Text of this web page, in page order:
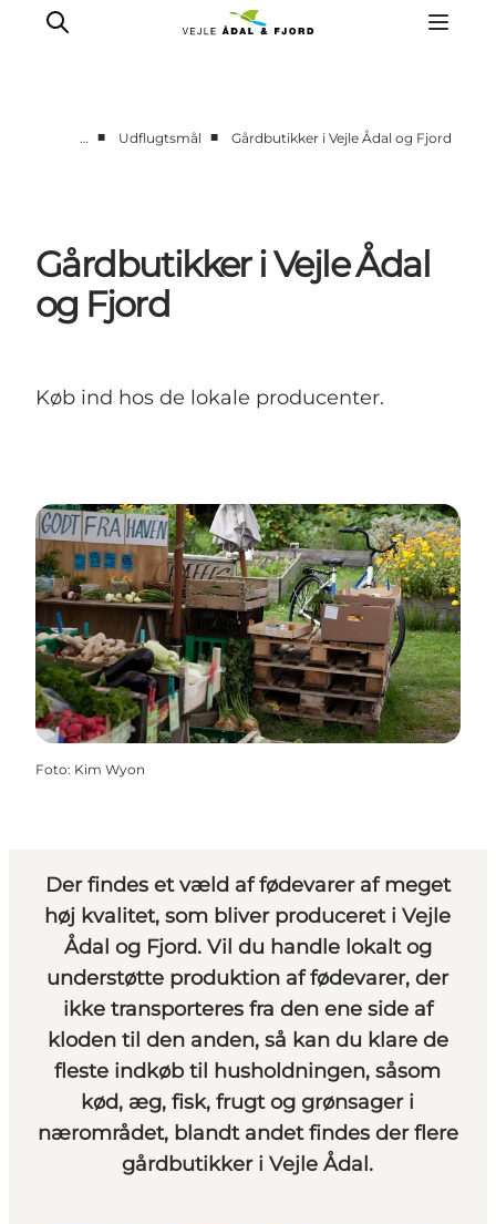
Det sker
Overnatning
Planlæg din tur
… ■ Udflugtsmål ■ Gårdbutikker i Vejle Ådal og Fjord
Gårdbutikker i Vejle Ådal
og Fjord
Køb ind hos de lokale producenter.
Foto: Kim Wyon
Der findes et væld af fødevarer af meget
høj kvalitet, som bliver produceret i Vejle
Ådal og Fjord. Vil du handle lokalt og
understøtte produktion af fødevarer, der
ikke transporteres fra den ene side af
kloden til den anden, så kan du klare de
fleste indkøb til husholdningen, såsom
kød, æg, fisk, frugt og grønsager i
nærområdet, blandt andet findes der flere
gårdbutikker i Vejle Ådal.